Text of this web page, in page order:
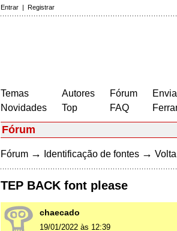
Entrar | Registrar
Temas
Novidades
Autores
Top
Fórum
FAQ
Fórum
Fórum → Identificação de fontes →
TEP BACK font please
chaecado
19/01/2022 às 12:39